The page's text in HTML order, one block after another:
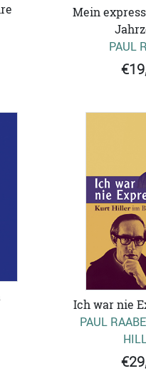
Mein
PAUL
Ich war nie
PAUL